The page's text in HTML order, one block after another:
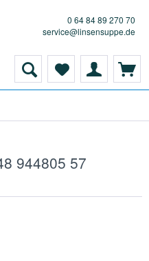
0 64 84 89 270 70
service@linsensuppe.de
944805 57